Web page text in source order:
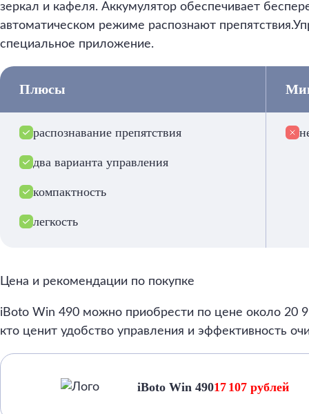
зеркал и кафеля. Аккумулятор обеспечивает
автоматическом режиме распознают
специальное приложение.
Плюсы
распознавание препятствия
два варианта управления
компактность
легкость
Цена и рекомендации по покупке
iBoto Win 490 можно приобрести по цене около 20
кто ценит удобство управления и эффективность
iBoto Win 49017 107 рублей